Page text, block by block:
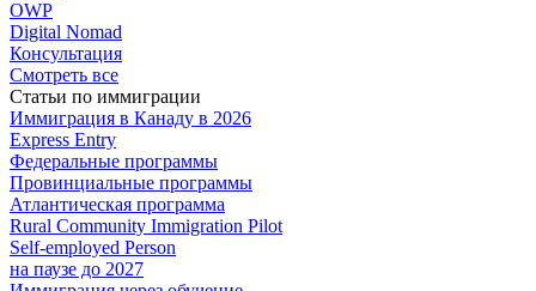
OWP
Digital Nomad
Консультация
Смотреть все
Статьи по иммиграции
Иммиграция в Канаду в 2026
Express Entry
Федеральные программы
Провинциальные программы
Атлантическая программа
Rural Community Immigration Pilot
Self-employed Person
на паузе до 2027